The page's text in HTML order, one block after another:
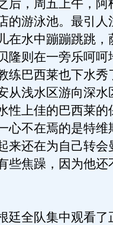
，周五上午，阿
的游泳池。最引人
在水中蹦蹦跳跳，
隆则在一旁乐呵呵
练巴西莱也下水秀
从浅水区游向深水
性上佳的巴西莱的
心不在焉的是特维
来还在为自己转会
些焦躁，因为他还
全队集中观看了